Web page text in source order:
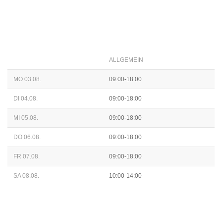
ALLGEMEIN
MO 03.08. 09:00-18:00
DI 04.08. 09:00-18:00
MI 05.08. 09:00-18:00
DO 06.08. 09:00-18:00
FR 07.08. 09:00-18:00
SA 08.08. 10:00-14:00